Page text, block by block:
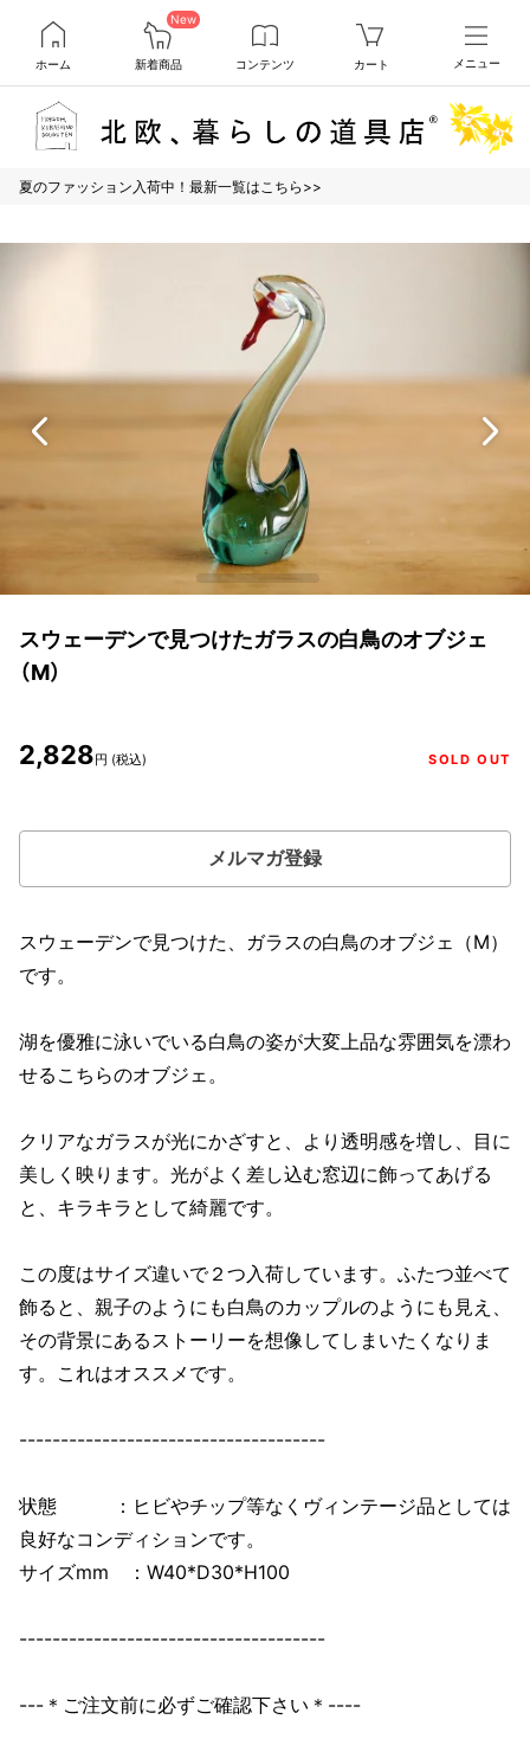
ホーム
New
新着商品 コンテンツ カート メニュー
夏のファッション入荷中！最新一覧はこちら>>
スウェーデンで見つけたガラスの白鳥のオブジェ
（M）
2,828円 (税込) SOLD OUT
メルマガ登録
スウェーデンで見つけた、ガラスの白鳥のオブジェ（M）
です。
湖を優雅に泳いでいる白鳥の姿が大変上品な雰囲気を漂わ
せるこちらのオブジェ。
クリアなガラスが光にかざすと、より透明感を増し、目に
美しく映ります。光がよく差し込む窓辺に飾ってあげる
と、キラキラとして綺麗です。
この度はサイズ違いで２つ入荷しています。ふたつ並べて
飾ると、親子のようにも白鳥のカップルのようにも見え、
その背景にあるストーリーを想像してしまいたくなりま
す。これはオススメです。
-------------------------------------
状態 ：ヒビやチップ等なくヴィンテージ品としては
良好なコンディションです。
サイズmm ：W40*D30*H100
-------------------------------------
---＊ご注文前に必ずご確認下さい＊----